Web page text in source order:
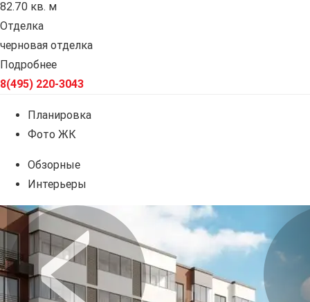
82.70 кв. м
Отделка
черновая отделка
Подробнее
8(495) 220-3043
Планировка
Фото ЖК
Обзорные
Интерьеры